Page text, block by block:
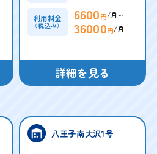
利用料金
（税込み）
6600円/月～
36000円/月
詳細を見る
八王子南大沢1号